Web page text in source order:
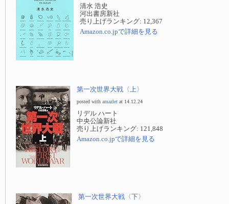
清水 浩史
河出書房新社
売り上げランキング: 12,367
Amazon.co.jpで詳細を見る
第一次世界大戦〈上〉
posted with amazlet at 14.12.24
リデル ハート
中央公論新社
売り上げランキング: 121,848
Amazon.co.jpで詳細を見る
第一次世界大戦〈下〉